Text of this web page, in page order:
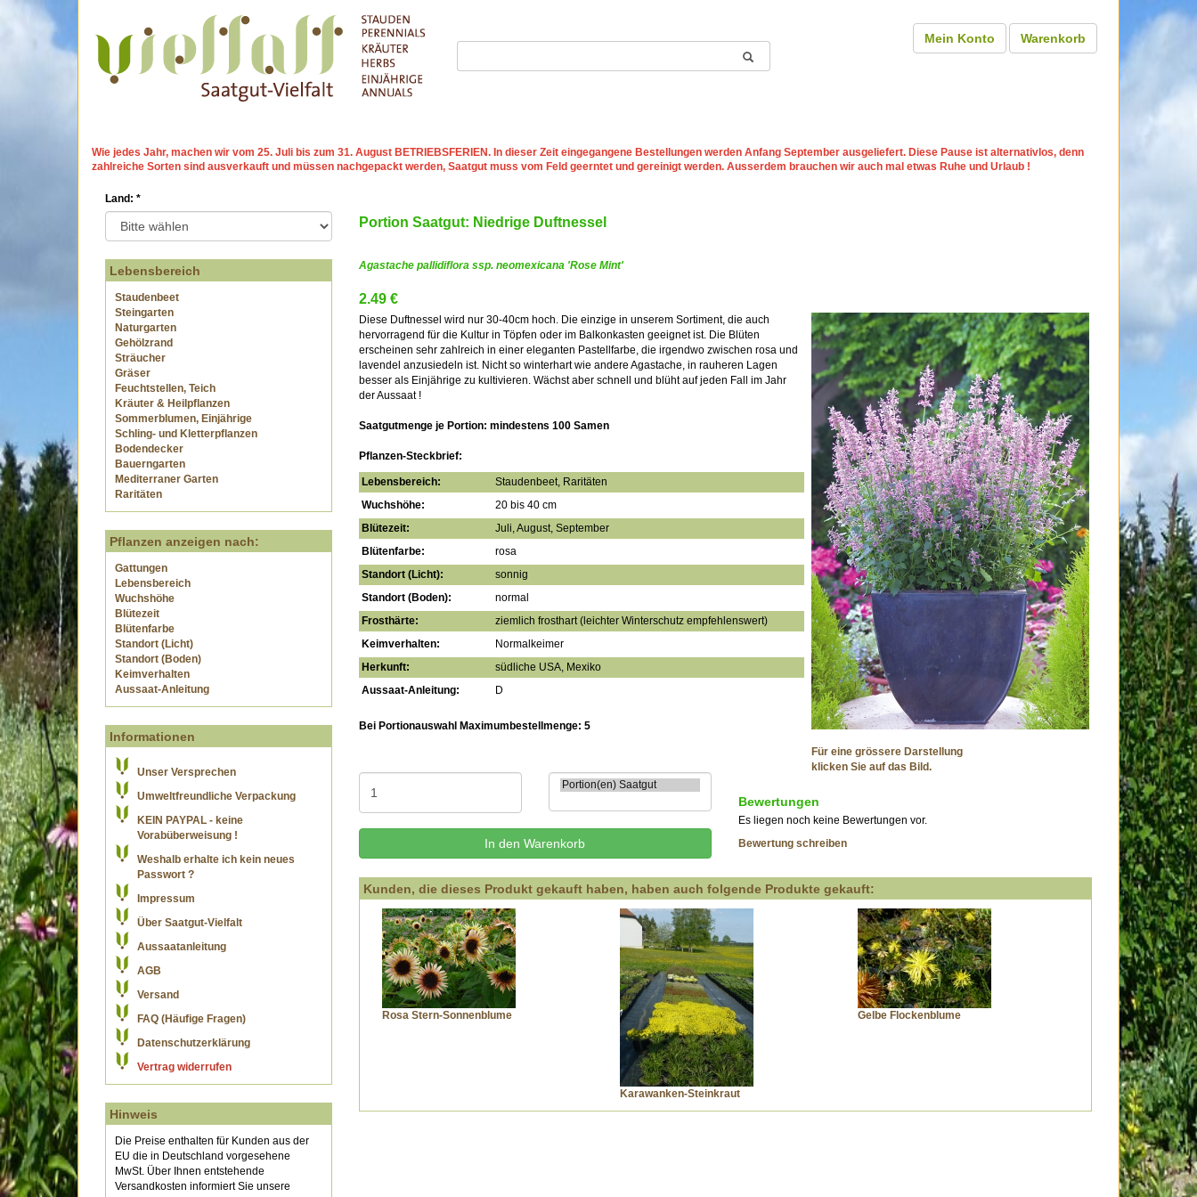
Mein Konto Warenkorb
Wie jedes Jahr, machen wir vom 25. Juli bis zum 31. August BETRIEBSFERIEN. In dieser Zeit eingegangene Bestellungen werden Anfang September ausgeliefert. Diese Pause ist alternativlos, denn
zahlreiche Sorten sind ausverkauft und müssen nachgepackt werden, Saatgut muss vom Feld geerntet und gereinigt werden. Ausserdem brauchen wir auch mal etwas Ruhe und Urlaub !
Land: *
Lebensbereich
Staudenbeet
Steingarten
Naturgarten
Gehölzrand
Sträucher
Gräser
Feuchtstellen, Teich
Kräuter & Heilpflanzen
Sommerblumen, Einjährige
Schling- und Kletterpflanzen
Bodendecker
Bauerngarten
Mediterraner Garten
Raritäten
Pflanzen anzeigen nach:
Gattungen
Lebensbereich
Wuchshöhe
Blütezeit
Blütenfarbe
Standort (Licht)
Standort (Boden)
Keimverhalten
Aussaat-Anleitung
Informationen
Unser Versprechen
Umweltfreundliche Verpackung
KEIN PAYPAL - keine
Vorabüberweisung !
Weshalb erhalte ich kein neues
Passwort ?
Impressum
Über Saatgut-Vielfalt
Aussaatanleitung
AGB
Versand
FAQ (Häufige Fragen)
Datenschutzerklärung
Vertrag widerrufen
Hinweis
Die Preise enthalten für Kunden aus der
EU die in Deutschland vorgesehene
MwSt. Über Ihnen entstehende
Versandkosten informiert Sie unsere
Portion Saatgut: Niedrige Duftnessel
Agastache pallidiflora ssp. neomexicana 'Rose Mint'
2.49 €
Für eine grössere Darstellung
klicken Sie auf das Bild.
Diese Duftnessel wird nur 30-40cm hoch. Die einzige in unserem Sortiment, die auch
hervorragend für die Kultur in Töpfen oder im Balkonkasten geeignet ist. Die Blüten
erscheinen sehr zahlreich in einer eleganten Pastellfarbe, die irgendwo zwischen rosa und
lavendel anzusiedeln ist. Nicht so winterhart wie andere Agastache, in rauheren Lagen
besser als Einjährige zu kultivieren. Wächst aber schnell und blüht auf jeden Fall im Jahr
der Aussaat !
Saatgutmenge je Portion: mindestens 100 Samen
Pflanzen-Steckbrief:
Lebensbereich:
Staudenbeet, Raritäten
Wuchshöhe:
20 bis 40 cm
Blütezeit:
Juli, August, September
Blütenfarbe:
rosa
Standort (Licht):
sonnig
Standort (Boden):
normal
Frosthärte:
ziemlich frosthart (leichter Winterschutz empfehlenswert)
Keimverhalten:
Normalkeimer
Herkunft:
südliche USA, Mexiko
Aussaat-Anleitung:
D
Bei Portionauswahl Maximumbestellmenge: 5
Bewertungen
Es liegen noch keine Bewertungen vor.
Bewertung schreiben
Kunden, die dieses Produkt gekauft haben, haben auch folgende Produkte gekauft:
Rosa Stern-Sonnenblume
Karawanken-Steinkraut
Gelbe Flockenblume